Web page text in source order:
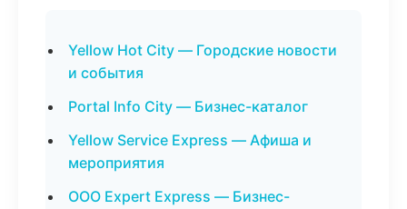
Yellow Hot City — Городские новости
и события
Portal Info City — Бизнес-каталог
Yellow Service Express — Афиша и
мероприятия
ООО Expert Express — Бизнес-